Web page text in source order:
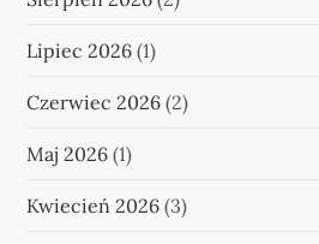
Lipiec 2026 (1)
Czerwiec 2026 (2)
Maj 2026 (1)
Kwiecień 2026 (3)